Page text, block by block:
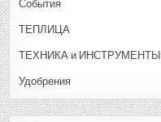
События
ТЕПЛИЦА
ТЕХНИКА и ИНСТРУМЕНТЫ
Удобрения